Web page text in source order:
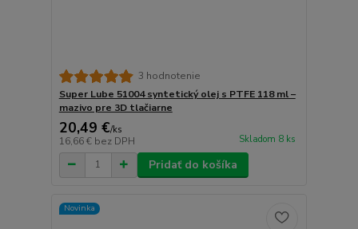
3 hodnotenie
Super Lube 51004 syntetický olej s PTFE 118 ml –
mazivo pre 3D tlačiarne
20,49 €/ks
16,66 € bez DPH Skladom 8 ks
Pridať do košíka
Novinka